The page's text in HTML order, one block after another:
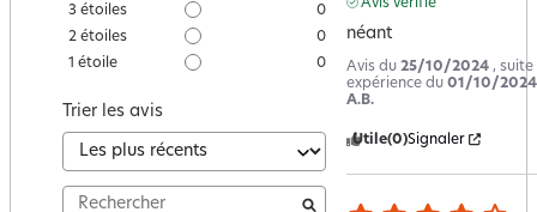
3 étoiles
0
2 étoiles
0
1 étoile 0
Trier les avis
Avis vérifié
néant
Avis du 25/10/2024 , suite
expérience du 01/10/2024
A.B.
Utile(0)Signaler